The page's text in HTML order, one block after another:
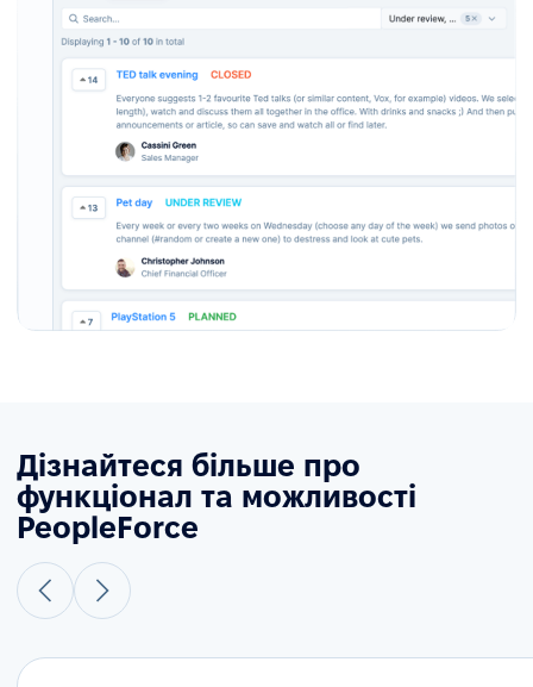
Дізнайтеся більше про
функціонал та можливості
PeopleForce